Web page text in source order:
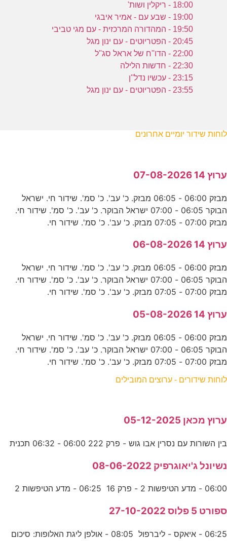
18:00 - ריקלין ושות'
19:00 - שבע עם - אמיר איבגי
19:50 - המהדורה המרכזית - עם מגי טביבי
20:45 - הפטריוטים - עם ינון מגל
22:00 - הדו''ח של אראל סג''ל
22:30 - חדשות הלילה
23:15 - עכשיו נדל''ן
23:55 - הפטריוטים - עם ינון מגל
לוחות שידור יומיים אחרונים
ערוץ 14 07-08-2026
מבזק 06:00 - 06:05 מבזק. כ' עב'. כ' סמ'. שידור חי. ישראל
הבוקר 06:05 - 07:00 ישראל הבוקר. כ' עב'. כ' סמ'. שידור חי.
מבזק 07:00 - 07:05 מבזק. כ' עב'. כ' סמ'. שידור חי.
ערוץ 14 06-08-2026
מבזק 06:00 - 06:05 מבזק. כ' עב'. כ' סמ'. שידור חי. ישראל
הבוקר 06:05 - 07:00 ישראל הבוקר. כ' עב'. כ' סמ'. שידור חי.
מבזק 07:00 - 07:05 מבזק. כ' עב'. כ' סמ'. שידור חי.
ערוץ 14 05-08-2026
מבזק 06:00 - 06:05 מבזק. כ' עב'. כ' סמ'. שידור חי. ישראל
הבוקר 06:05 - 07:00 ישראל הבוקר. כ' עב'. כ' סמ'. שידור חי.
מבזק 07:00 - 07:05 מבזק. כ' עב'. כ' סמ'. שידור חי.
לוחות שידורים - ערוצים המובילים
ערוץ מכאן 05-12-2025
בין השורות עם נסרין אבו גוש - פרק 222 06:00 - 06:32 תכנית
נשיונל ג'יאוגרפיק 08-06-2022
06:00 - מדע הטיפשות 2 - פרק 16 06:25 - מדע הטיפשות 2
ספורט 5 פלוס 27-10-2022
06:25 - איאקס - ליברפול 08:05 - אולפן ליגת האלופות: סיכום